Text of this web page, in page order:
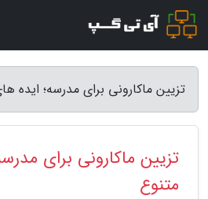
تزیین ماکارونی برای مدرسه؛
تزیین ماکارونی برای
متنوع